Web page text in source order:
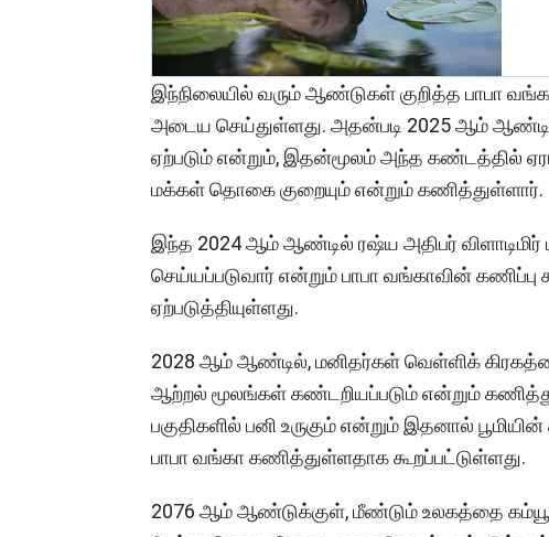
இந்நிலையில் வரும் ஆண்டுகள் குறித்த பாபா
அடைய செய்துள்ளது. அதன்படி 2025 ஆம்
ஏற்படும் என்றும், இதன்மூலம் அந்த கண்டத்தில்
மக்கள் தொகை குறையும் என்றும் கணித்துள்ளார்.
இந்த 2024 ஆம் ஆண்டில் ரஷ்ய அதிபர் விளாடிமிர்
செய்யப்படுவார் என்றும் பாபா வங்காவின் கணிப்பு
ஏற்படுத்தியுள்ளது.
2028 ஆம் ஆண்டில், மனிதர்கள் வெள்ளிக்
ஆற்றல் மூலங்கள் கண்டறியப்படும் என்றும்
பகுதிகளில் பனி உருகும் என்றும் இதனால்
பாபா வங்கா கணித்துள்ளதாக கூறப்பட்டுள்ளது.
2076 ஆம் ஆண்டுக்குள், மீண்டும் உலகத்தை